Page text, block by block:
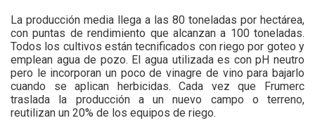
La producción media llega a las 80 toneladas por hectárea,
con puntas de rendimiento que alcanzan a 100 toneladas.
Todos los cultivos están tecnificados con riego por goteo y
emplean agua de pozo. El agua utilizada es con pH neutro
pero le incorporan un poco de vinagre de vino para bajarlo
cuando se aplican herbicidas. Cada vez que Frumerc
traslada la producción a un nuevo campo o terreno,
reutilizan un 20% de los equipos de riego.